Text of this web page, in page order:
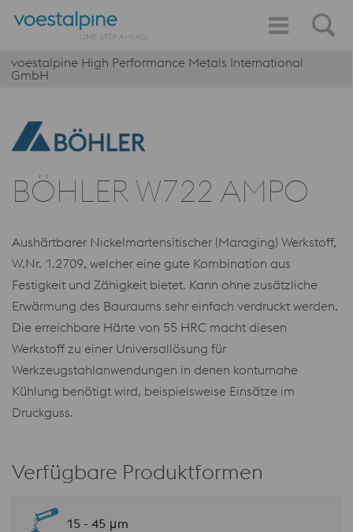
voestalpine High Performance Metals International
GmbH
BÖHLER W722 AMPO
Aushärtbarer Nickelmartensitischer (Maraging) Werkstoff,
W.Nr. 1.2709, welcher eine gute Kombination aus
Festigkeit und Zähigkeit bietet. Kann ohne zusätzliche
Erwärmung des Bauraums sehr einfach verdruckt werden.
Die erreichbare Härte von 55 HRC macht diesen
Werkstoff zu einer Universallösung für
Werkzeugstahlanwendungen in denen konturnahe
Kühlung benötigt wird, beispielsweise Einsätze im
Druckguss.
Verfügbare Produktformen
15 - 45 μm